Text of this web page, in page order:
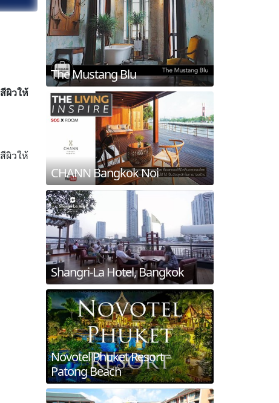
ผิวให้
ผิวให้
The Mustang Blu
CHANN Bangkok Noi
Shangri-La Hotel, Bangkok
Novotel Phuket Resort –
Patong Beach